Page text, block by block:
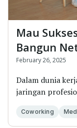
Mau
Bangun
Jitu Berikut!
February 26, 2025
Dalam dunia kerja, networking atau
jaringan
Coworking